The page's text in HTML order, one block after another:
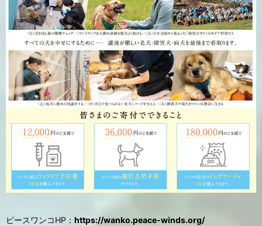
ピースワンコHP： https://wanko.peace-winds.org/